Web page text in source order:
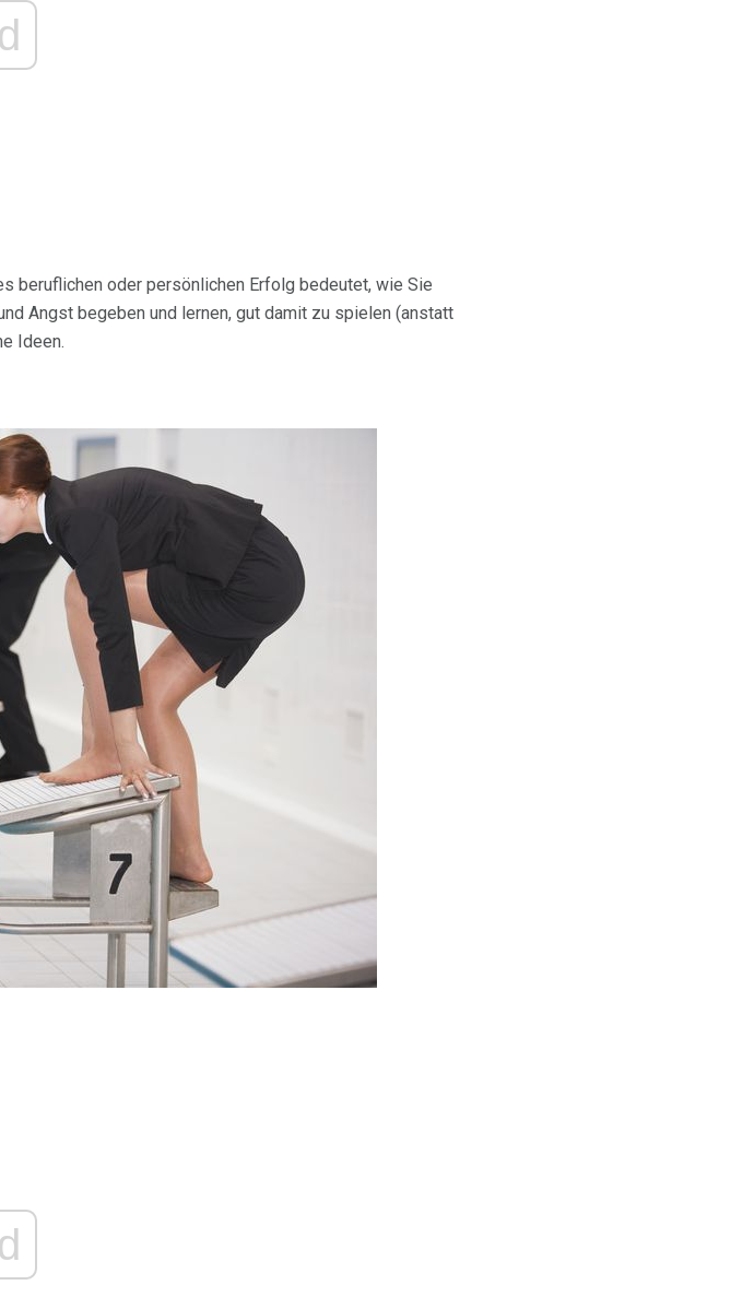
beruflichen oder persönlichen Erfolg bedeutet, wie Sie
Angst begeben und lernen, gut damit zu spielen (anstatt
Ideen.